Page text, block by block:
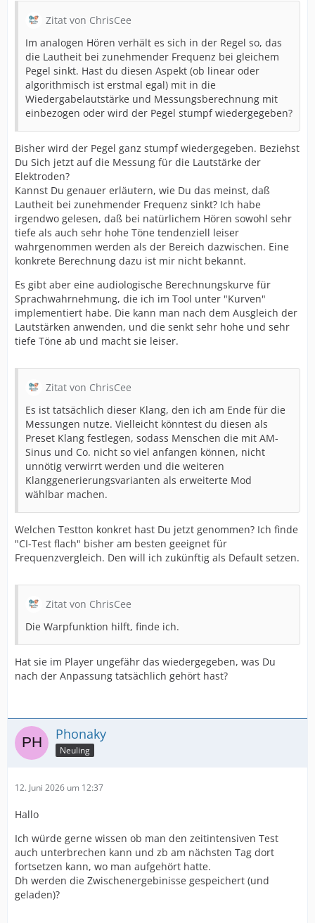
Zitat von ChrisCee
Im analogen Hören verhält es sich in der Regel so, das
die Lautheit bei zunehmender Frequenz bei gleichem
Pegel sinkt. Hast du diesen Aspekt (ob linear oder
algorithmisch ist erstmal egal) mit in die
Wiedergabelautstärke und Messungsberechnung mit
einbezogen oder wird der Pegel stumpf wiedergegeben?
Bisher wird der Pegel ganz stumpf wiedergegeben. Beziehst
Du Sich jetzt auf die Messung für die Lautstärke der
Elektroden?
Kannst Du genauer erläutern, wie Du das meinst, daß
Lautheit bei zunehmender Frequenz sinkt? Ich habe
irgendwo gelesen, daß bei natürlichem Hören sowohl sehr
tiefe als auch sehr hohe Töne tendenziell leiser
wahrgenommen werden als der Bereich dazwischen. Eine
konkrete Berechnung dazu ist mir nicht bekannt.
Es gibt aber eine audiologische Berechnungskurve für
Sprachwahrnehmung, die ich im Tool unter "Kurven"
implementiert habe. Die kann man nach dem Ausgleich der
Lautstärken anwenden, und die senkt sehr hohe und sehr
tiefe Töne ab und macht sie leiser.
Zitat von ChrisCee
Es ist tatsächlich dieser Klang, den ich am Ende für die
Messungen nutze. Vielleicht könntest du diesen als
Preset Klang festlegen, sodass Menschen die mit AM-
Sinus und Co. nicht so viel anfangen können, nicht
unnötig verwirrt werden und die weiteren
Klanggenerierungsvarianten als erweiterte Mod
wählbar machen.
Welchen Testton konkret hast Du jetzt genommen? Ich finde
"CI-Test flach" bisher am besten geeignet für
Frequenzvergleich. Den will ich zukünftig als Default setzen.
Zitat von ChrisCee
Die Warpfunktion hilft, finde ich.
Hat sie im Player ungefähr das wiedergegeben, was Du
nach der Anpassung tatsächlich gehört hast?
Phonaky
Neuling
12. Juni 2026 um 12:37
Hallo
Ich würde gerne wissen ob man den zeitintensiven Test
auch unterbrechen kann und zb am nächsten Tag dort
fortsetzen kann, wo man aufgehört hatte.
Dh werden die Zwischenergebinisse gespeichert (und
geladen)?